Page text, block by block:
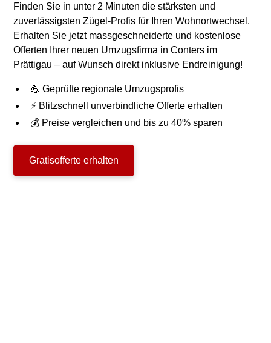
Finden Sie in unter 2 Minuten die stärksten und
zuverlässigsten Zügel-Profis für Ihren Wohnortwechsel.
Erhalten Sie jetzt massgeschneiderte und kostenlose
Offerten Ihrer neuen Umzugsfirma in Conters im
Prättigau – auf Wunsch direkt inklusive Endreinigung!
💪 Geprüfte regionale Umzugsprofis
⚡ Blitzschnell unverbindliche Offerte erhalten
💰 Preise vergleichen und bis zu 40% sparen
Gratisofferte erhalten